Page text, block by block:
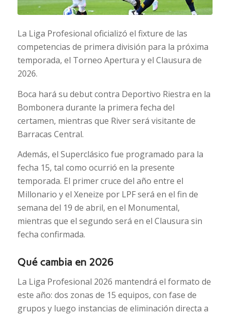
La Liga Profesional oficializó el fixture de las
competencias de primera división para la próxima
temporada, el Torneo Apertura y el Clausura de
2026.
Boca hará su debut contra Deportivo Riestra en la
Bombonera durante la primera fecha del
certamen, mientras que River será visitante de
Barracas Central.
Además, el Superclásico fue programado para la
fecha 15, tal como ocurrió en la presente
temporada. El primer cruce del año entre el
Millonario y el Xeneize por LPF será en el fin de
semana del 19 de abril, en el Monumental,
mientras que el segundo será en el Clausura sin
fecha confirmada.
Qué cambia en 2026
La Liga Profesional 2026 mantendrá el formato de
este año: dos zonas de 15 equipos, con fase de
grupos y luego instancias de eliminación directa a